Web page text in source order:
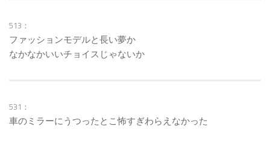
513：
ファッションモデルと長い夢か
なかなかいいチョイスじゃないか
531：
車のミラーにうつったとこ怖すぎわらえなかった